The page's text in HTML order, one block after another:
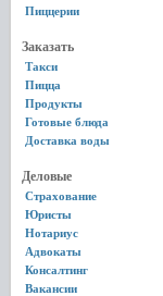
Пиццерии
Заказать
Такси
Пицца
Продукты
Готовые блюда
Доставка воды
Деловые
Страхование
Юристы
Нотариус
Адвокаты
Консалтинг
Вакансии